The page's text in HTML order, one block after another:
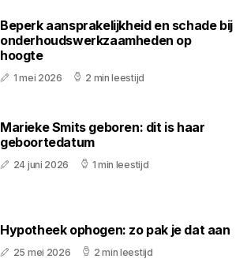
Beperk aansprakelijkheid en schade bij
onderhoudswerkzaamheden op
hoogte
1 mei 2026 2 min leestijd
Marieke Smits geboren: dit is haar
geboortedatum
24 juni 2026 1 min leestijd
Hypotheek ophogen: zo pak je dat aan
25 mei 2026 2 min leestijd